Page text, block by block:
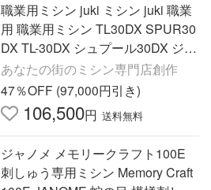
職業用ミシン juki ミシン juki 職業
用 職業用ミシン TL30DX SPUR30
DX TL-30DX シュプール30DX ジュ
ーキ 最大5年保証 送料無料 ミシン
本体 爆買
あなたの街のミシン専門店創作
47％OFF (97,000円引き)
106,500円 送料無料
ジャノメ メモリークラフト100E
刺しゅう専用ミシン Memory Craft